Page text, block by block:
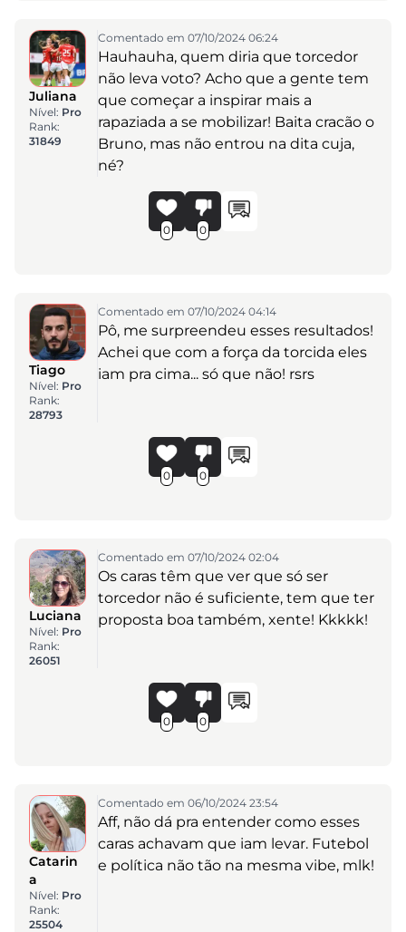
Juliana
Nível: Pro
Rank:
31849
Comentado em 07/10/2024 06:24
Hauhauha, quem diria que torcedor
não leva voto? Acho que a gente tem
que começar a inspirar mais a
rapaziada a se mobilizar! Baita cracão o
Bruno, mas não entrou na dita cuja,
né?
0 0
Tiago
Nível: Pro
Rank:
28793
Comentado em 07/10/2024 04:14
Pô, me surpreendeu esses resultados!
Achei que com a força da torcida eles
iam pra cima... só que não! rsrs
0 0
Luciana
Nível: Pro
Rank:
26051
Comentado em 07/10/2024 02:04
Os caras têm que ver que só ser
torcedor não é suficiente, tem que ter
proposta boa também, xente! Kkkkk!
0 0
Catarin
a
Nível: Pro
Rank:
25504
Comentado em 06/10/2024 23:54
Aff, não dá pra entender como esses
caras achavam que iam levar. Futebol
e política não tão na mesma vibe, mlk!